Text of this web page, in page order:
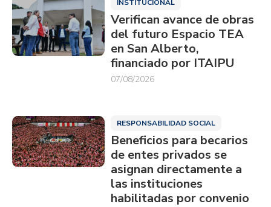
INSTITUCIONAL
Verifican avance de obras
del futuro Espacio TEA
en San Alberto,
financiado por ITAIPU
07/08/2026
RESPONSABILIDAD SOCIAL
Beneficios para becarios
de entes privados se
asignan directamente a
las instituciones
habilitadas por convenio